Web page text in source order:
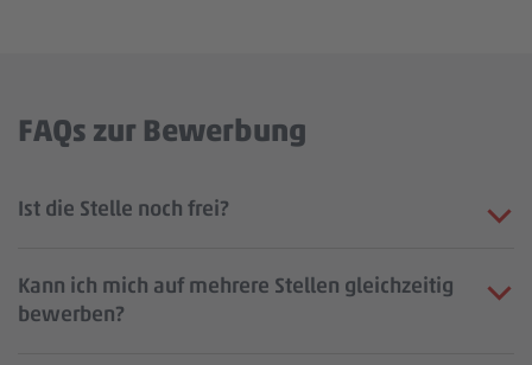
FAQs zur Bewerbung
Ist die Stelle noch frei?
Kann ich mich auf mehrere Stellen gleichzeitig
bewerben?